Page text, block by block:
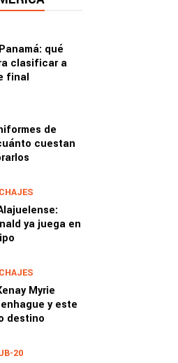
qué
clasificar a
final
de
cuestan
ya juega en
Myrie
y este
destino
20